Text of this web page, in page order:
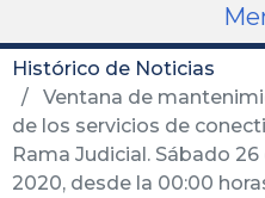
Histórico de Noticias
Ventana de
de los servicios de
Rama Judicial. Sábado
2020, desde la 00:00